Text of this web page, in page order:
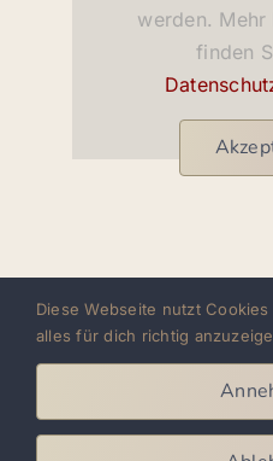
werden. Mehr
finden
AYA LATIN DANCE
Diese Webseite nutzt
alles für dich richtig